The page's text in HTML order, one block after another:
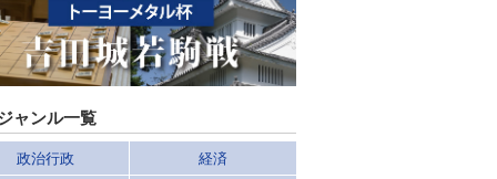
ャンル一覧
政治行政 経済